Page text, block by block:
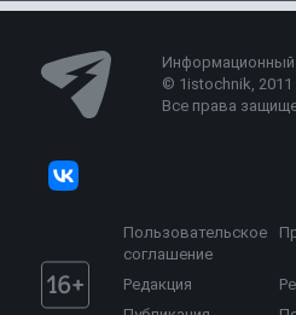
Информационный
© 1istochnik, 2011
Все права
Пользовательское
соглашение
Редакция